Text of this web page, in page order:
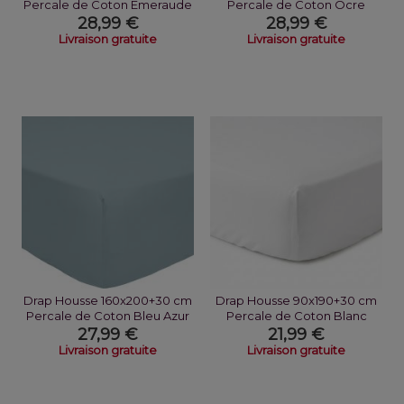
Percale de Coton Emeraude
28,99 €
Livraison gratuite
Percale de Coton Ocre
28,99 €
Livraison gratuite
Drap Housse 160x200+30 cm
Percale de Coton Bleu Azur
27,99 €
Livraison gratuite
Drap Housse 90x190+30 cm
Percale de Coton Blanc
21,99 €
Livraison gratuite